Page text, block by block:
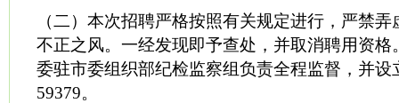
（二）本次招聘严格按照有关规定进行，严禁
不正之风。一经发现即予查处，并取消聘用资格
委驻市委组织部纪检监察组负责全程监督，并设
59379。